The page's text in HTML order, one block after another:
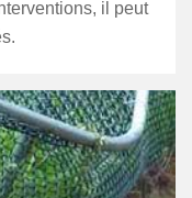
il peut